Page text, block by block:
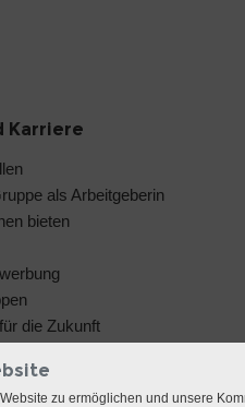
Karriere
als Arbeitgeberin
bieten
die Zukunft
zu ermöglichen und unsere